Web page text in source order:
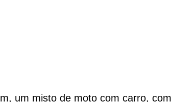
um misto de moto com carro, com